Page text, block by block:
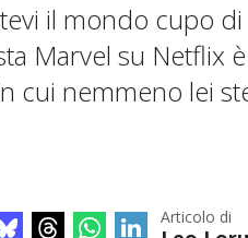
il mondo cupo di
Marvel su Netflix
cui nemmeno lei
Articolo di